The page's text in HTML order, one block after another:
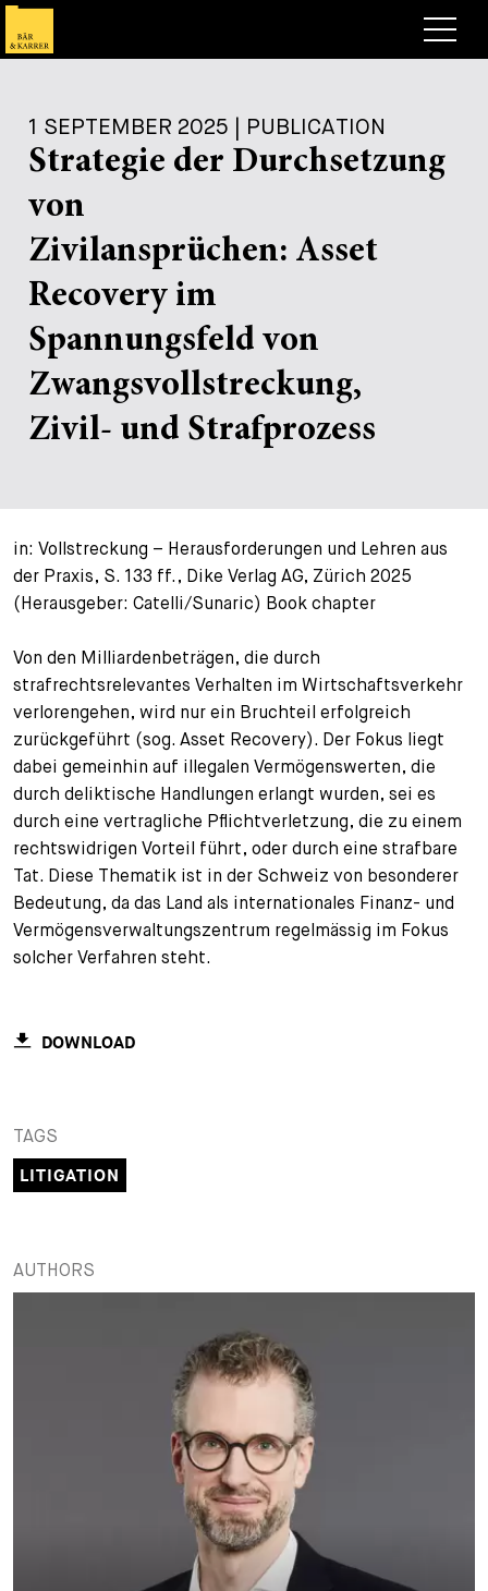
Expertise
Deals, Cases & News
Deals & Cases
Corporate News
Insights
Briefing
Publication
Speaking Engagement
Guide
About
Career
Work with us
Overview
Student Trainees
Assistants
Jobs
Questions and answers
Your career with us
Contact
Search
1 SEPTEMBER 2025 | PUBLICATION
Strategie der Durchsetzung
von
Zivilansprüchen: Asset
Recovery im
Spannungsfeld von
Zwangsvollstreckung,
Zivil- und Strafprozess
in: Vollstreckung – Herausforderungen und Lehren aus
der Praxis, S. 133 ff., Dike Verlag AG, Zürich 2025
(Herausgeber: Catelli/Sunaric) Book chapter
Von den Milliardenbeträgen, die durch
strafrechtsrelevantes Verhalten im Wirtschaftsverkehr
verlorengehen, wird nur ein Bruchteil erfolgreich
zurückgeführt (sog. Asset Recovery). Der Fokus liegt
dabei gemeinhin auf illegalen Vermögenswerten, die
durch deliktische Handlungen erlangt wurden, sei es
durch eine vertragliche Pflichtverletzung, die zu einem
rechtswidrigen Vorteil führt, oder durch eine strafbare
Tat. Diese Thematik ist in der Schweiz von besonderer
Bedeutung, da das Land als internationales Finanz- und
Vermögensverwaltungszentrum regelmässig im Fokus
solcher Verfahren steht.
DOWNLOAD
TAGS
LITIGATION
AUTHORS